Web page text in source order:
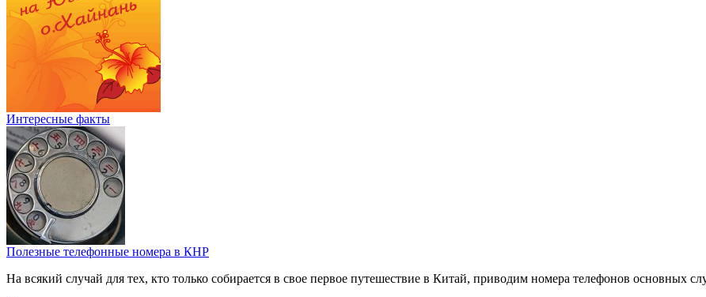
Интересные факты
Полезные телефонные номера в КНР
На всякий случай для тех, кто только собирается в свое первое путешествие в Китай, приводим номера телефонов основных